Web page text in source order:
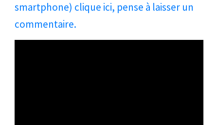
smartphone) clique ici, pense à laisser un
commentaire.